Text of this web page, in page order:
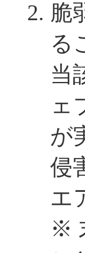
脆
る
当
ェ
が
侵
エ
※